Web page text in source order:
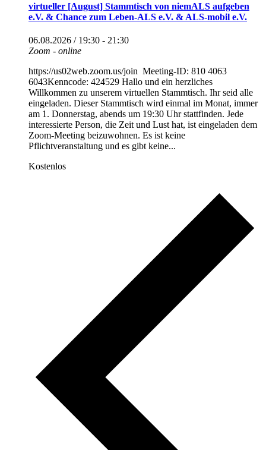
virtueller [August] Stammtisch von niemALS aufgeben
e.V. & Chance zum Leben-ALS e.V. & ALS-mobil e.V.
06.08.2026 / 19:30 - 21:30
Zoom - online
https://us02web.zoom.us/join Meeting-ID: 810 4063
6043Kenncode: 424529 Hallo und ein herzliches
Willkommen zu unserem virtuellen Stammtisch. Ihr seid alle
eingeladen. Dieser Stammtisch wird einmal im Monat, immer
am 1. Donnerstag, abends um 19:30 Uhr stattfinden. Jede
interessierte Person, die Zeit und Lust hat, ist eingeladen dem
Zoom-Meeting beizuwohnen. Es ist keine
Pflichtveranstaltung und es gibt keine...
Kostenlos